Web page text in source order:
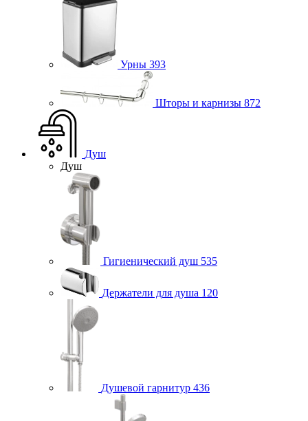
Урны 393
Шторы и карнизы 872
Душ
Душ
Гигиенический душ 535
Держатели для душа 120
Душевой гарнитур 436